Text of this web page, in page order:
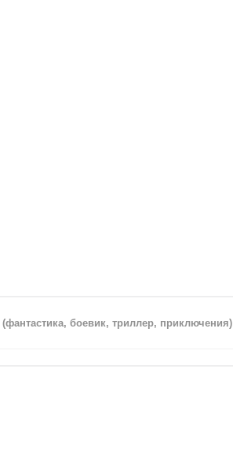
(фантастика, боевик, триллер, приключения)